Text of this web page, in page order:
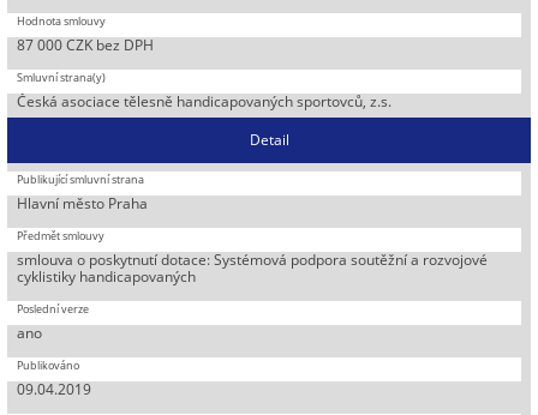
87 000 CZK bez DPH
Česká asociace tělesně handicapovaných sportovců, z.s.
Detail
Hlavní město Praha
smlouva o poskytnutí dotace: Systémová podpora soutěžní a rozvojové
cyklistiky handicapovaných
ano
09.04.2019